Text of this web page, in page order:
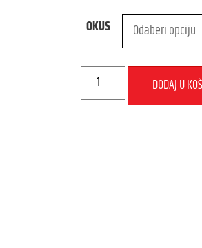
OKUS
DODAJ U